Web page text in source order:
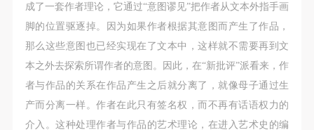
成了一套作者理论，它通过“意图谬见”把作者从文本外指手画
脚的位置驱逐掉。因为如果作者根据其意图而产生了作品，
那么这些意图也已经实现在了文本中，这样就不需要再到文
本之外去探索所谓作者的意图。因此，在“新批评”派看来，作
者与作品的关系在作品产生之后就分离了，就像母子通过生
产而分离一样。作者在此只有签名权，而不再有话语权力的
介入。这种处理作者与作品的艺术理论，在进入艺术史的编
第四条
参加活动者在此次活动期间的人身安全责任自负。鼓
励参加者自行购买人身安全保险。活动中一旦出现事
故，活动中任何非事故当事人及美术馆将不承担人身
事故的任何责任，但有互相援助的义务。参加活动的
成员应当积极主动的组织实施救援工作，但对事故本
第四条
参加活动者在此次活动期间的人身安全责任自负。鼓
励参加者自行购买人身安全保险。活动中一旦出现事
故，活动中任何非事故当事人及美术馆将不承担人身
事故的任何责任，但有互相援助的义务。参加活动的
成员应当积极主动的组织实施救援工作，但对事故本
第四条
参加活动者在此次活动期间的人身安全责任自负。鼓
励参加者自行购买人身安全保险。活动中一旦出现事
故，活动中任何非事故当事人及美术馆将不承担人身
事故的任何责任，但有互相援助的义务。参加活动的
成员应当积极主动的组织实施救援工作，但对事故本